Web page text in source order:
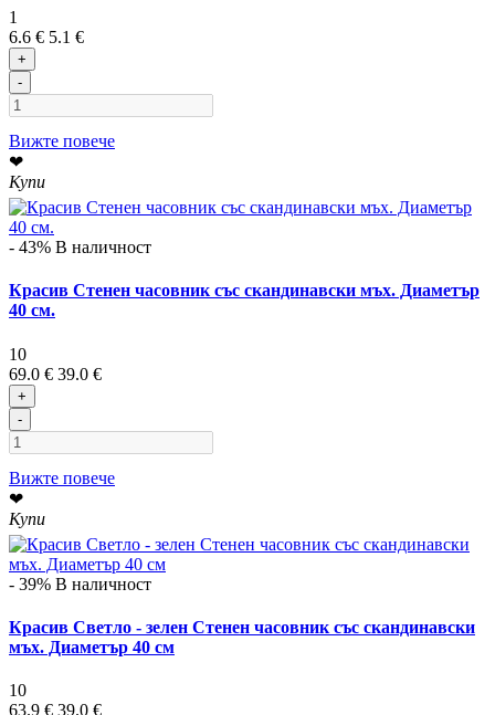
1
6.6 € 5.1 €
+
-
Вижте повече
❤
Купи
- 43% В наличност
Красив Стенен часовник със скандинавски мъх. Диаметър
40 см.
10
69.0 € 39.0 €
+
-
Вижте повече
❤
Купи
- 39% В наличност
Красив Светло - зелен Стенен часовник със скандинавски
мъх. Диаметър 40 см
10
63.9 € 39.0 €